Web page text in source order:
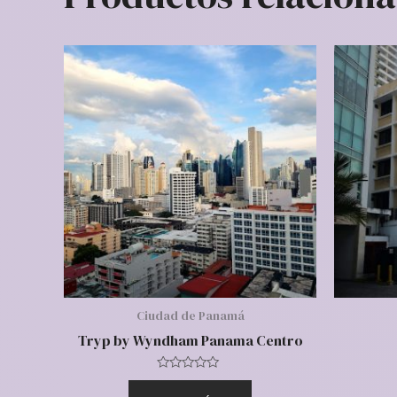
Ciudad de Panamá
Tryp by Wyndham Panama Centro
Valorado